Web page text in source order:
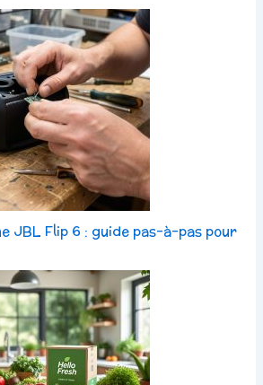
JBL Flip 6 : guide pas-à-pas pour